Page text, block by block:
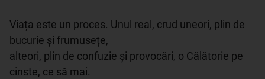
Viața este un proces. Unul real, crud uneori, plin de
bucurie și frumusețe,
alteori, plin de confuzie și provocări, o Călătorie pe
cinste, ce să mai.